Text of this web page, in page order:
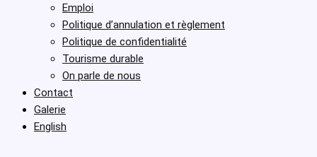
Emploi
Politique d’annulation et règlement
Politique de confidentialité
Tourisme durable
On parle de nous
Contact
Galerie
English